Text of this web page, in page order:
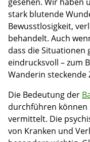
stark blutende
Bewusstlosigkeit,
behandelt. Auch
dass die Situationen
eindrucksvoll – zum
Wanderin steckende
Die Bedeutung der
durchführen können
vermittelt. Die
von Kranken und